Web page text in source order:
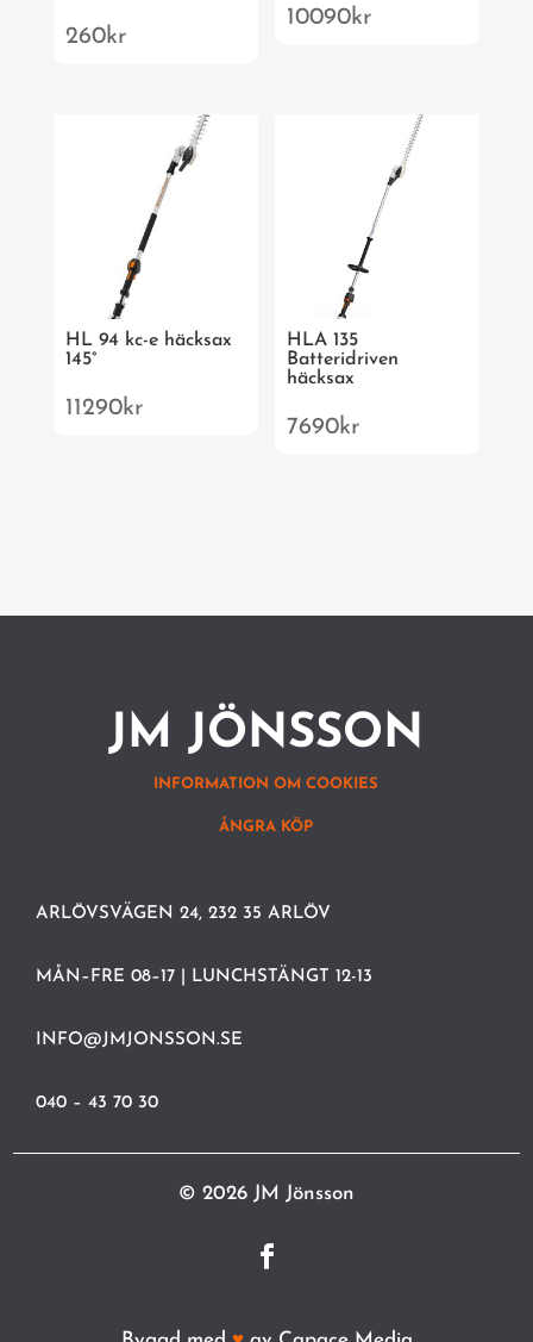
260kr
10090kr
HL 94 kc-e häcksax
145°
11290kr
HLA 135
Batteridriven
häcksax
7690kr
JM JÖNSSON
INFORMATION OM COOKIES
ÅNGRA KÖP
ARLÖVSVÄGEN 24, 232 35 ARLÖV
MÅN–FRE 08–17 | LUNCHSTÄNGT 12-13
INFO@JMJONSSON.SE
040 – 43 70 30
© 2026 JM Jönsson